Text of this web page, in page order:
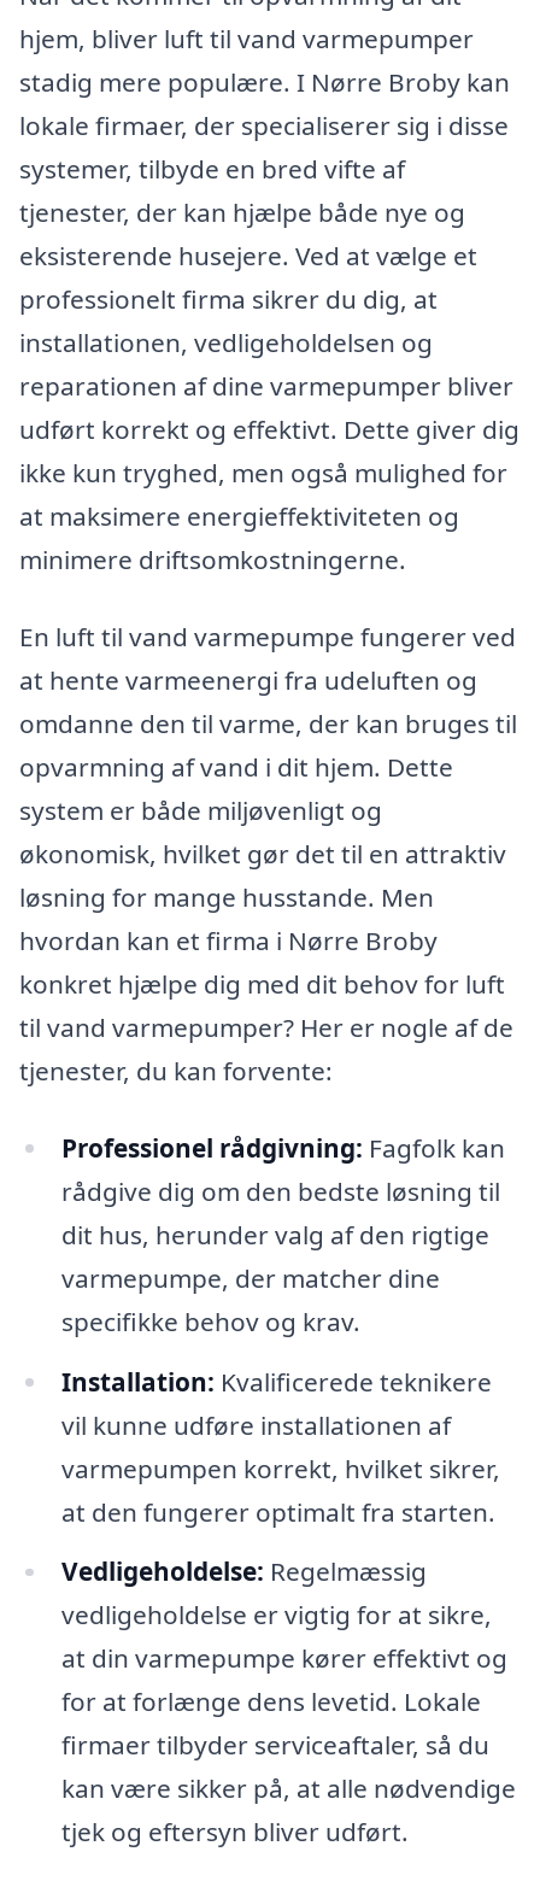
hjem, bliver luft til vand varmepumper
stadig mere populære. I Nørre Broby kan
lokale firmaer, der specialiserer sig i disse
systemer, tilbyde en bred vifte af
tjenester, der kan hjælpe både nye og
eksisterende husejere. Ved at vælge et
professionelt firma sikrer du dig, at
installationen, vedligeholdelsen og
reparationen af dine varmepumper bliver
udført korrekt og effektivt. Dette giver dig
ikke kun tryghed, men også mulighed for
at maksimere energieffektiviteten og
minimere driftsomkostningerne.
En luft til vand varmepumpe fungerer ved
at hente varmeenergi fra udeluften og
omdanne den til varme, der kan bruges til
opvarmning af vand i dit hjem. Dette
system er både miljøvenligt og
økonomisk, hvilket gør det til en attraktiv
løsning for mange husstande. Men
hvordan kan et firma i Nørre Broby
konkret hjælpe dig med dit behov for luft
til vand varmepumper? Her er nogle af de
tjenester, du kan forvente:
Professionel rådgivning: Fagfolk kan
rådgive dig om den bedste løsning til
dit hus, herunder valg af den rigtige
varmepumpe, der matcher dine
specifikke behov og krav.
Installation: Kvalificerede teknikere
vil kunne udføre installationen af
varmepumpen korrekt, hvilket sikrer,
at den fungerer optimalt fra starten.
Vedligeholdelse: Regelmæssig
vedligeholdelse er vigtig for at sikre,
at din varmepumpe kører effektivt og
for at forlænge dens levetid. Lokale
firmaer tilbyder serviceaftaler, så du
kan være sikker på, at alle nødvendige
tjek og eftersyn bliver udført.